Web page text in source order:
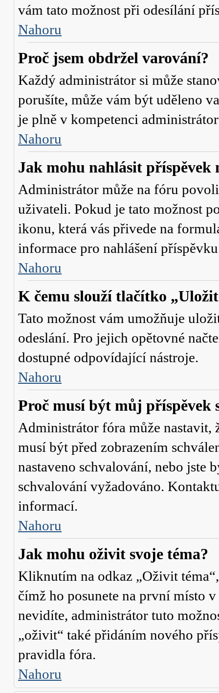
vám tato možnost při odesílání
Nahoru
Proč jsem obdržel varování?
Každý administrátor si může
porušíte, může vám být uděleno
je plně v kompetenci
Nahoru
Jak mohu nahlásit příspěvek
Administrátor může na fóru
uživateli. Pokud je tato možnost
ikonu, která vás přivede na
informace pro nahlášení
Nahoru
K čemu slouží tlačítko
Tato možnost vám umožňuje
odeslání. Pro jejich opětovné
dostupné odpovídající nástroje.
Nahoru
Proč musí být můj příspěvek
Administrátor fóra může nastavit,
musí být před zobrazením
nastaveno schvalování, nebo jste
schvalování vyžadováno.
informací.
Nahoru
Jak mohu oživit svoje téma?
Kliknutím na odkaz „Oživit
čímž ho posunete na první místo
nevidíte, administrátor tuto
„oživit“ také přidáním nového
pravidla fóra.
Nahoru